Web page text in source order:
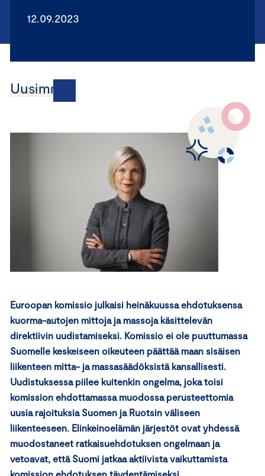
12.09.2023
Uusimmat
Euroopan komissio julkaisi heinäkuussa ehdotuksensa
kuorma-autojen mittoja ja massoja käsittelevän
direktiivin uudistamiseksi. Komissio ei ole puuttumassa
Suomelle keskeiseen oikeuteen päättää maan sisäisen
liikenteen mitta- ja massasäädöksistä kansallisesti.
Uudistuksessa piilee kuitenkin ongelma, joka toisi
komission ehdottamassa muodossa perusteettomia
uusia rajoituksia Suomen ja Ruotsin väliseen
liikenteeseen. Elinkeinoelämän järjestöt ovat yhdessä
muodostaneet ratkaisuehdotuksen ongelmaan ja
vetoavat, että Suomi jatkaa aktiivista vaikuttamista